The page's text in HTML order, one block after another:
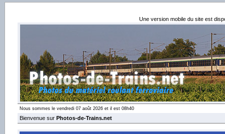
Une version mobile du site est
Nous sommes le vendredi 07 août 2026 et il est 08h40
Bienvenue sur Photos-de-Trains.net